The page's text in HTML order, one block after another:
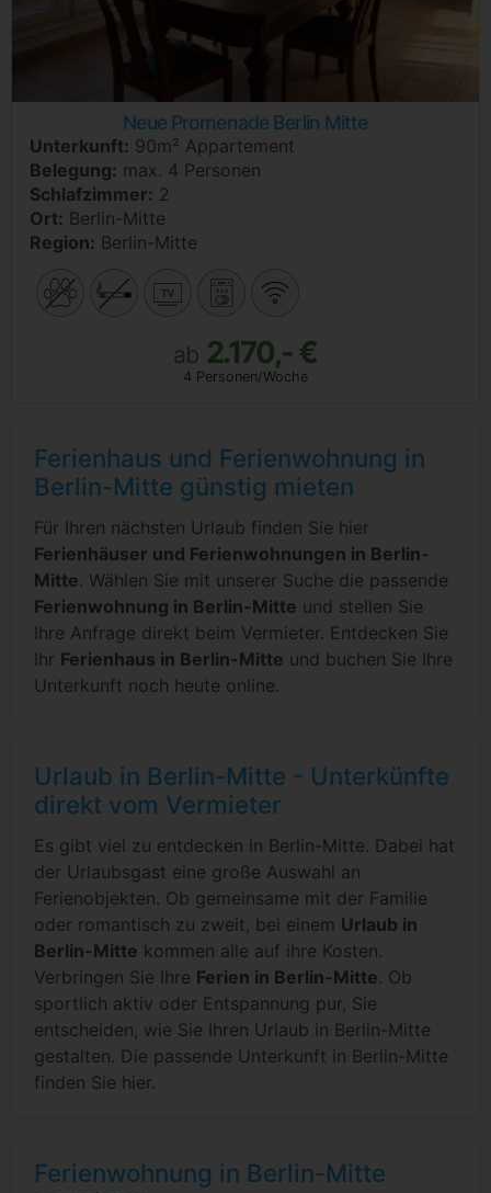
Neue Promenade Berlin Mitte
Unterkunft: 90m² Appartement
Belegung: max. 4 Personen
Schlafzimmer: 2
Ort: Berlin-Mitte
Region: Berlin-Mitte
ab 2.170,- €
4 Personen/Woche
Ferienhaus und Ferienwohnung in
Berlin-Mitte günstig mieten
Für Ihren nächsten Urlaub finden Sie hier
Ferienhäuser und Ferienwohnungen in Berlin-
Mitte. Wählen Sie mit unserer Suche die passende
Ferienwohnung in Berlin-Mitte und stellen Sie
Ihre Anfrage direkt beim Vermieter. Entdecken Sie
Ihr Ferienhaus in Berlin-Mitte und buchen Sie Ihre
Unterkunft noch heute online.
Urlaub in Berlin-Mitte - Unterkünfte
direkt vom Vermieter
Es gibt viel zu entdecken in Berlin-Mitte. Dabei hat
der Urlaubsgast eine große Auswahl an
Ferienobjekten. Ob gemeinsame mit der Familie
oder romantisch zu zweit, bei einem Urlaub in
Berlin-Mitte kommen alle auf ihre Kosten.
Verbringen Sie Ihre Ferien in Berlin-Mitte. Ob
sportlich aktiv oder Entspannung pur, Sie
entscheiden, wie Sie Ihren Urlaub in Berlin-Mitte
gestalten. Die passende Unterkunft in Berlin-Mitte
finden Sie hier.
Ferienwohnung in Berlin-Mitte